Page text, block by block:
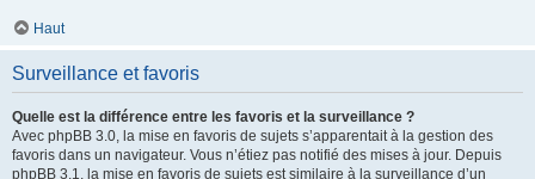
Haut
Surveillance et favoris
Quelle est la différence entre les favoris et la surveillance ?
Avec phpBB 3.0, la mise en favoris de sujets s’apparentait à la gestion des
favoris dans un navigateur. Vous n’étiez pas notifié des mises à jour. Depuis
phpBB 3.1, la mise en favoris de sujets est similaire à la surveillance d’un